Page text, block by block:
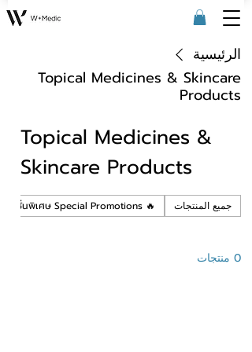
الرئيسية
Topical Medicines & Skincare
Products
Topical Medicines &
Skincare Products
جميع المنتجات 🔥 โปรโมชั่นพิเศษ Special Promotions
0 منتجات